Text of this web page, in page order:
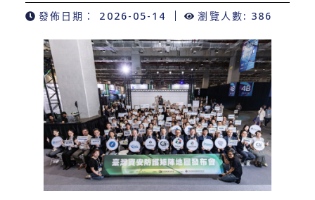
發佈日期： 2026-05-14 瀏覽人數: 386